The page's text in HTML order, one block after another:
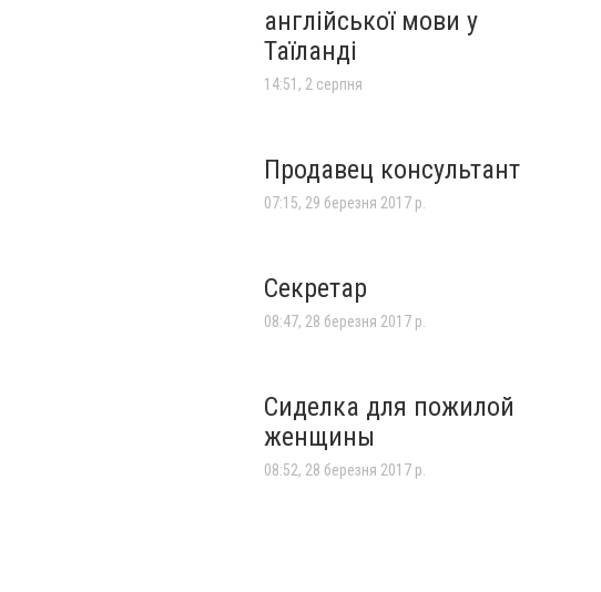
англійської мови у
Таїланді
14:51, 2 серпня
Продавец консультант
07:15, 29 березня 2017 р.
Секретар
08:47, 28 березня 2017 р.
Сиделка для пожилой
женщины
08:52, 28 березня 2017 р.